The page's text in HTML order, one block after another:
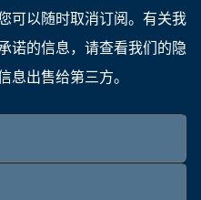
可以随时取消订阅。有关我
诺的信息，请查看我们的隐
息出售给第三方。